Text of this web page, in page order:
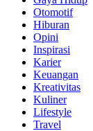
Otomotif
Hiburan
Opini
Inspirasi
Karier
Keuangan
Kreativitas
Kuliner
Lifestyle
Travel